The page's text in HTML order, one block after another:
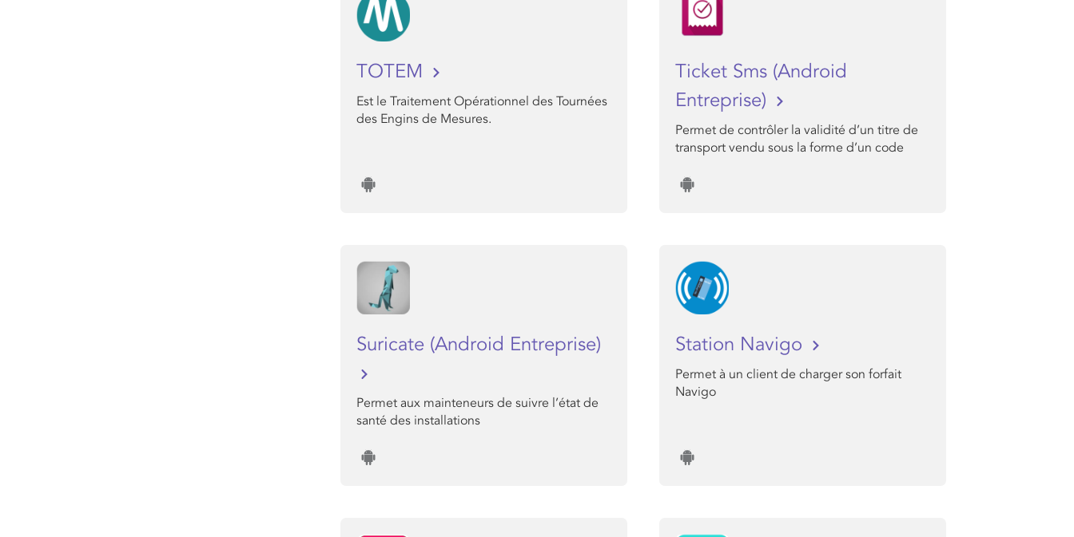
TOTEM
Est le Traitement Opérationnel des Tournées
des Engins de Mesures.
Ticket Sms (Android
Entreprise)
Permet de contrôler la validité d’un titre de
transport vendu sous la forme d’un code
Suricate (Android Entreprise)
Permet aux mainteneurs de suivre l’état de
santé des installations
Station Navigo
Permet à un client de charger son forfait
Navigo